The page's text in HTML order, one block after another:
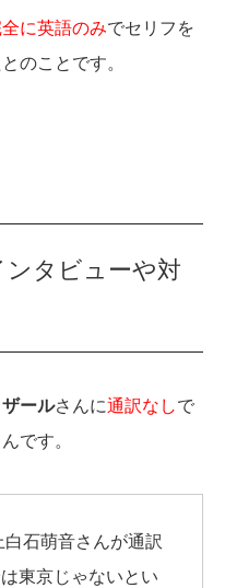
に英語のみでセリフを
のことです。
タビューや対
ールさんに通訳なしで
です。
石萌音さんが通訳
東京じゃないとい